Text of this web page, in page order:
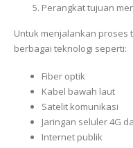
Perangkat tujuan
Untuk menjalankan proses
berbagai teknologi seperti:
Fiber optik
Kabel bawah laut
Satelit komunikasi
Jaringan seluler 4G
Internet publik